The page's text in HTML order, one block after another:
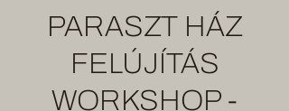
PARASZT HÁZ
FELÚJÍTÁS
WORKSHOP -